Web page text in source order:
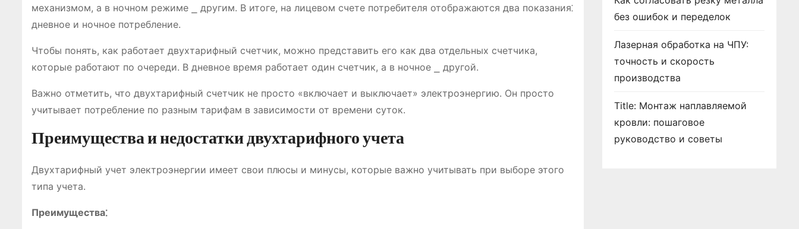
механизмом, а в ночном режиме ⎯ другим. В итоге, на лицевом счете потребителя отображаются два показания⁚
дневное и ночное потребление.
Чтобы понять, как работает двухтарифный счетчик, можно представить его как два отдельных счетчика,
которые работают по очереди. В дневное время работает один счетчик, а в ночное ⎯ другой.
Важно отметить, что двухтарифный счетчик не просто «включает и выключает» электроэнергию. Он просто
учитывает потребление по разным тарифам в зависимости от времени суток.
Преимущества и недостатки двухтарифного учета
Двухтарифный учет электроэнергии имеет свои плюсы и минусы, которые важно учитывать при выборе этого
типа учета.
Преимущества⁚
без ошибок и переделок
Лазерная обработка на ЧПУ:
точность и скорость
производства
Title: Монтаж наплавляемой
кровли: пошаговое
руководство и советы